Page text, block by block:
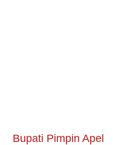
Bupati Pimpin Apel